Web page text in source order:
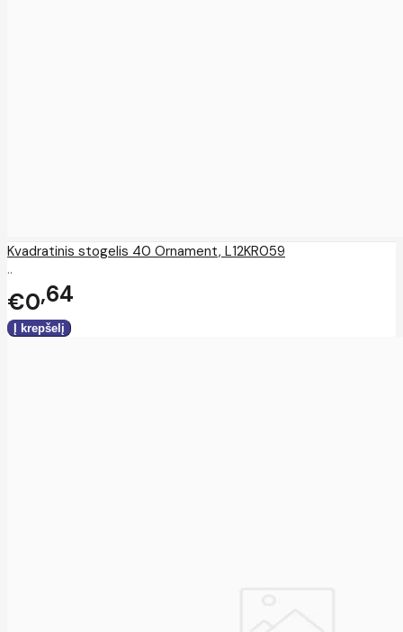
Kvadratinis stogelis 40 Ornament, L12KR059
..
€0 64